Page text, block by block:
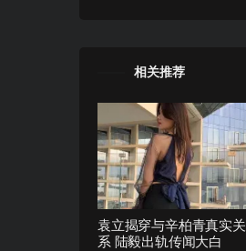
相关推荐
袁立揭穿与辛柏青真实关
系 陆毅出轨传闻大白